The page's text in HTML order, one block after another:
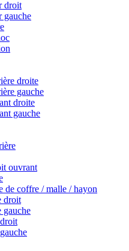
droit
gauche
droite
gauche
droite
gauche
ouvrant
de coffre / malle / hayon
droit
gauche